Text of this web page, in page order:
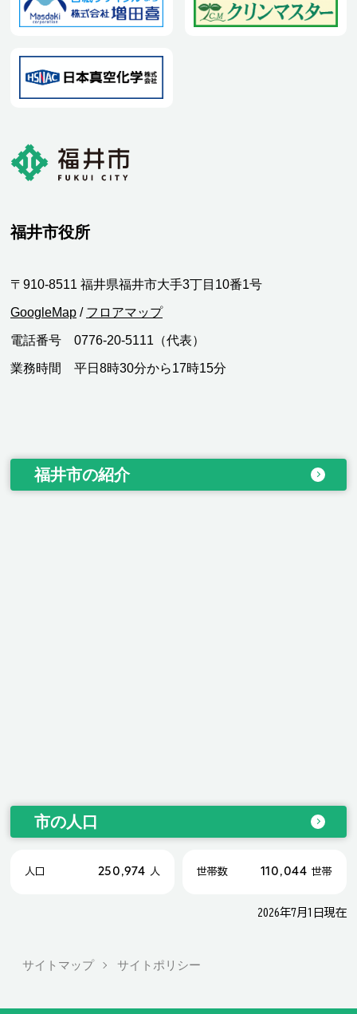
福井市役所
〒910-8511 福井県福井市大手3丁目10番1号
GoogleMap / フロアマップ
電話番号 0776-20-5111（代表）
業務時間 平日8時30分から17時15分
福井市の紹介
市の人口
人口 250,974 人 世帯数 110,044 世帯
2026年7月1日現在
サイトマップ サイトポリシー